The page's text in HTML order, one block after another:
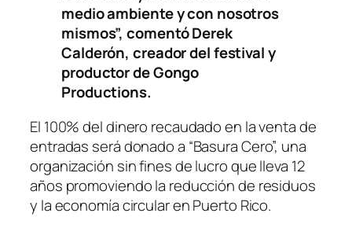
medio ambiente y con nosotros
mismos”, comentó Derek
Calderón, creador del festival y
productor de Gongo
Productions.
El 100% del dinero recaudado en la venta de
entradas será donado a “Basura Cero”, una
organización sin fines de lucro que lleva 12
años promoviendo la reducción de residuos
y la economía circular en Puerto Rico.